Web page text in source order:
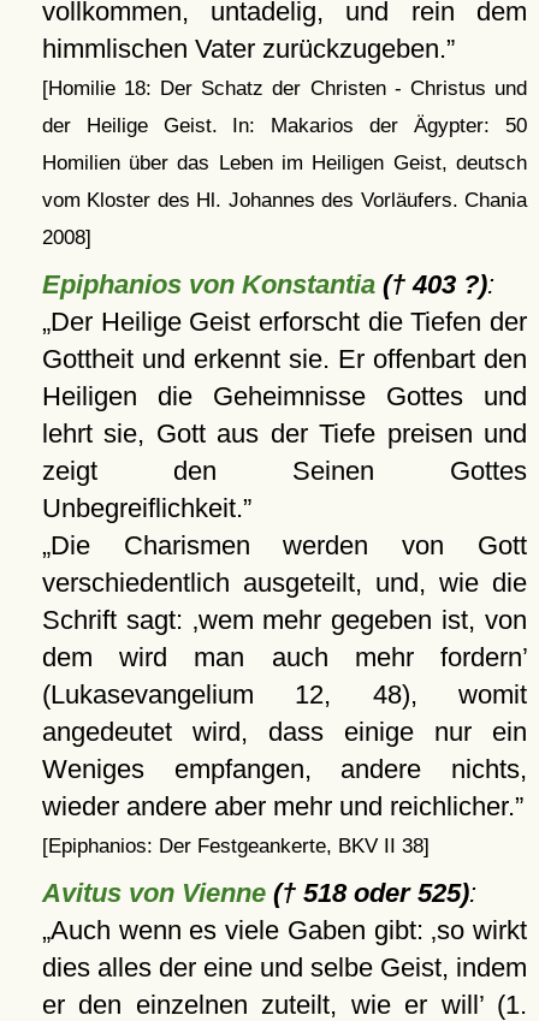
vollkommen, untadelig, und rein dem
himmlischen Vater zurückzugeben.
[Homilie 18: Der Schatz der Christen - Christus und
der Heilige Geist. In: Makarios der Ägypter: 50
Homilien über das Leben im Heiligen Geist, deutsch
vom Kloster des Hl. Johannes des Vorläufers. Chania
2008]
Epiphanios von Konstantia(† 403 ?):
Der Heilige Geist erforscht die Tiefen der
Gottheit und erkennt sie. Er offenbart den
Heiligen die Geheimnisse Gottes und
lehrt sie, Gott aus der Tiefe preisen und
zeigt den Seinen Gottes
Unbegreiflichkeit.
Die Charismen werden von Gott
verschiedentlich ausgeteilt, und, wie die
Schrift sagt: wem mehr gegeben ist, von
dem wird man auch mehr fordern
(Lukasevangelium 12, 48), womit
angedeutet wird, dass einige nur ein
Weniges empfangen, andere nichts,
wieder andere aber mehr und reichlicher.
[Epiphanios: Der Festgeankerte, BKV II 38]
Avitus von Vienne(† 518 oder 525):
Auch wenn es viele Gaben gibt: so wirkt
dies alles der eine und selbe Geist, indem
er den einzelnen zuteilt, wie er will(1.